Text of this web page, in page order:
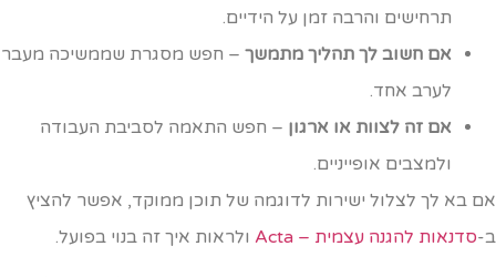
תרחישים והרבה זמן על הידיים.
אם חשוב לך תהליך מתמשך– חפש מסגרת שממשיכה מעבר
לערב אחד.
אם זה לצוות או ארגון– חפש התאמה לסביבת העבודה
ולמצבים אופייניים.
בא לך לצלול ישירות לדוגמה של תוכן ממוקד, אפשר להציץ
סדנאות להגנה עצמית – Acta ולראות איך זה בנוי בפועל.